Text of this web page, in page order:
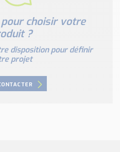
choisir votre
?
disposition pour définir
projet